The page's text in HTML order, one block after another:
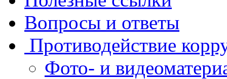
Вопросы и ответы
Противодействие
Фото- и